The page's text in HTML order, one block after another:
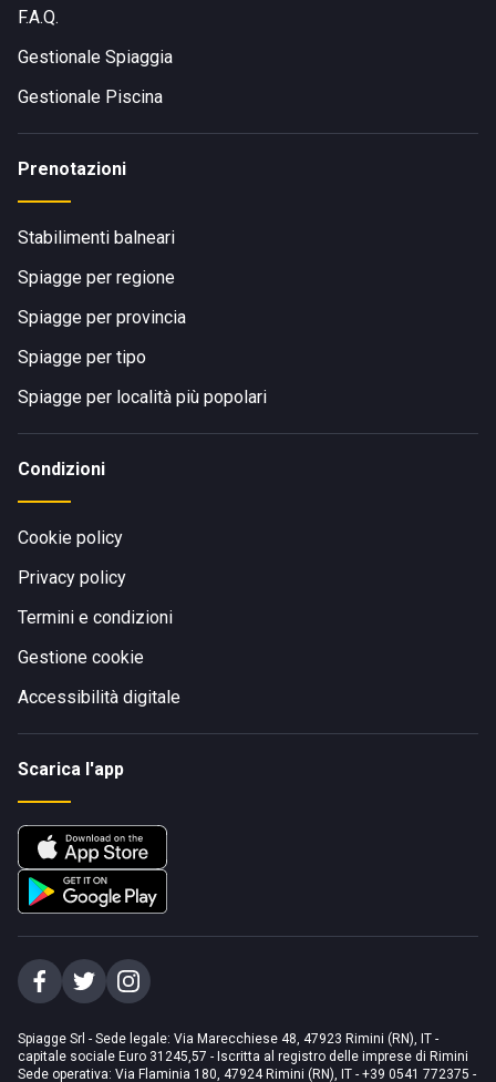
F.A.Q.
Gestionale Spiaggia
Gestionale Piscina
Prenotazioni
Stabilimenti balneari
Spiagge per regione
Spiagge per provincia
Spiagge per tipo
Spiagge per località più popolari
Condizioni
Cookie policy
Privacy policy
Termini e condizioni
Gestione cookie
Accessibilità digitale
Scarica l'app
Spiagge Srl - Sede legale: Via Marecchiese 48, 47923 Rimini (RN), IT -
capitale sociale Euro 31245,57 - Iscritta al registro delle imprese di Rimini
Sede operativa: Via Flaminia 180, 47924 Rimini (RN), IT - +39 0541 772375 -